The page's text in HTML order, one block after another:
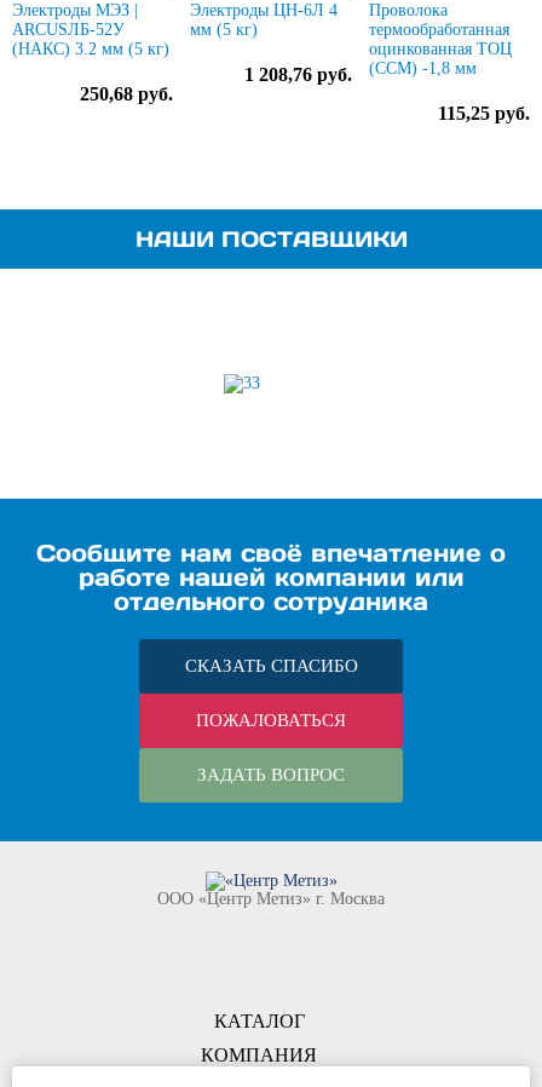
Электроды МЭЗ |
ARCUSЛБ-52У
(НАКС) 3.2 мм (5 кг)
250,68 руб.
Электроды ЦН-6Л 4
мм (5 кг)
1 208,76 руб.
Проволока
термообработанная
оцинкованная ТОЦ
(ССМ) -1,8 мм
115,25 руб.
НАШИ ПОСТАВЩИКИ
Сообщите нам своё впечатление о
работе нашей компании или
отдельного сотрудника
СКАЗАТЬ СПАСИБО
ПОЖАЛОВАТЬСЯ
ЗАДАТЬ ВОПРОС
КОМПАНИЯ
ООО «Центр Метиз» г. Москва
КАТАЛОГ